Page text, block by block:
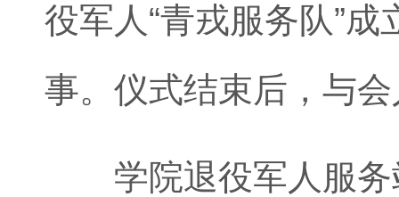
役军人“青戎服务队”
事。仪式结束后，与
学院退役军人服务